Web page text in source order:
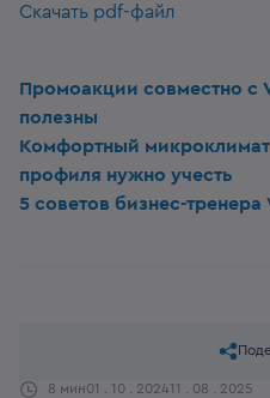
Скачать pdf-файл
Промоакции совместно с
полезны
Комфортный
профиля нужно учесть
5 советов бизнес-тренера
8 мин01 . 10 . 202411 . 08 . 2025